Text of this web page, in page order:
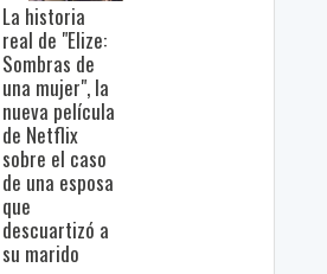
La historia
real de "Elize:
Sombras de
una mujer", la
nueva película
de Netflix
sobre el caso
de una esposa
que
descuartizó a
su marido